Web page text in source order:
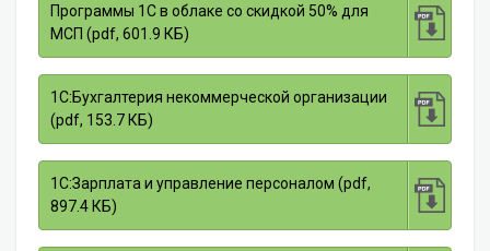
Программы 1С в облаке со скидкой 50% для
МСП (pdf, 601.9 КБ)
1С:Бухгалтерия некоммерческой организации
(pdf, 153.7 КБ)
1С:Зарплата и управление персоналом (pdf,
897.4 КБ)